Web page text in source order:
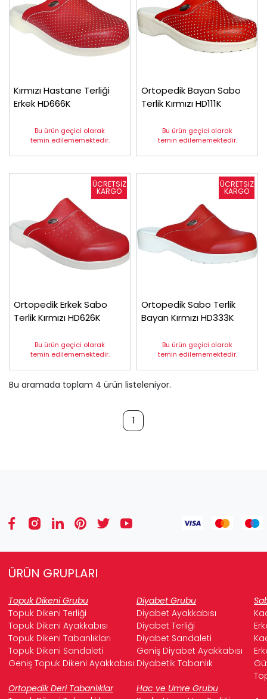
Kırmızı Hastane Terliği
Erkek HD666K
Bu ürün geçici olarak
temin edilememektedir.
Ortopedik Bayan Sabo
Terlik Kırmızı HD111K
Bu ürün geçici olarak
temin edilememektedir.
Ortopedik Erkek Sabo
Terlik Kırmızı HD626K
Bu ürün geçici olarak
temin edilememektedir.
Ortopedik Sabo Terlik
Bayan Kırmızı HD333K
Bu ürün geçici olarak
temin edilememektedir.
Bu aramada toplam 4 ürün listeleniyor.
1
ÜRÜN GRUPLARI
Topuk Dikeni Grubu Diyabet Grubu
Topuk Dikeni Terliği
Diyabet Ayakkabısı
Topuk Dikeni Ayakkabısı
Diyabet Terliği
Topuk Dikeni Tabanlıkları
Diyabet Sandaleti
Topuk Dikeni Sandaleti
Geniş Diyabet Ayakkabısı
Geniş Topuk Dikeni Ayakkabısı Diyabetik Tabanlık
Ortopedik Deri Tabanlıklar
Hac ve Umre Grubu